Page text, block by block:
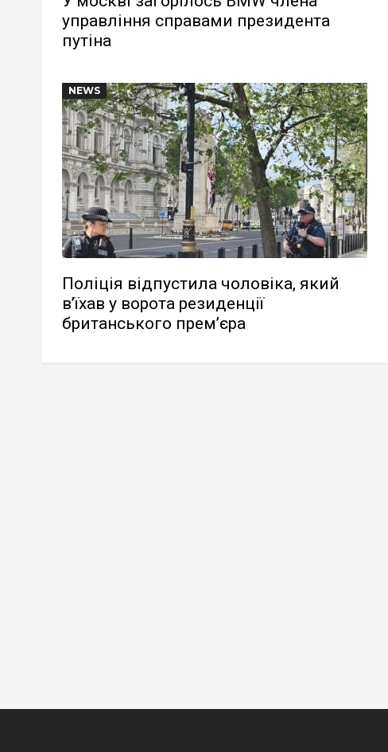
управління справами президента
путіна
NEWS
Поліція відпустила чоловіка, який
в’їхав у ворота резиденції
британського прем’єра